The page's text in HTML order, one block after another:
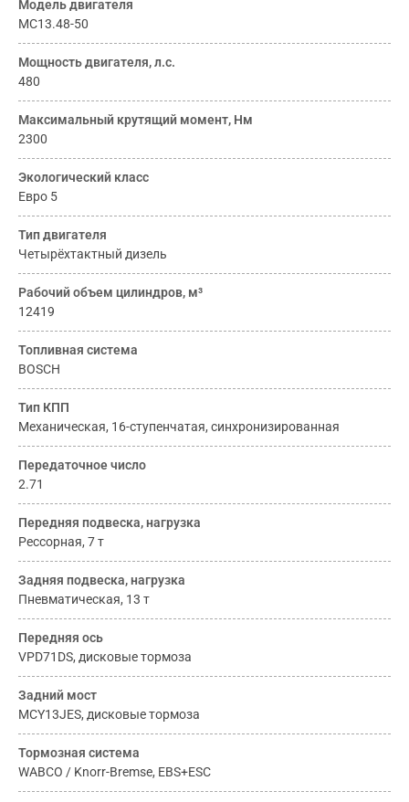
Модель двигателя
МС13.48-50
Мощность двигателя, л.с.
480
Максимальный крутящий момент, Нм
2300
Экологический класс
Евро 5
Тип двигателя
Четырёхтактный дизель
Рабочий объем цилиндров, м³
12419
Топливная система
BOSCH
Тип КПП
Механическая, 16-ступенчатая, синхронизированная
Передаточное число
2.71
Передняя подвеска, нагрузка
Рессорная, 7 т
Задняя подвеска, нагрузка
Пневматическая, 13 т
Передняя ось
VPD71DS, дисковые тормоза
Задний мост
MCY13JES, дисковые тормоза
Тормозная система
WABCO / Knorr-Bremse, EBS+ESC